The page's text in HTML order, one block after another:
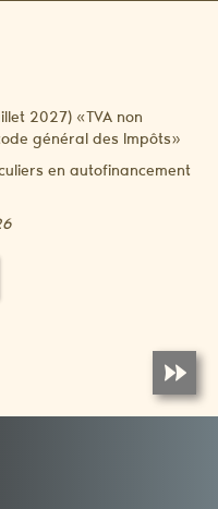
2027) «TVA non
général des Impôts»
en autofinancement